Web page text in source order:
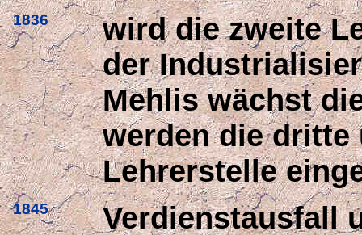
1836
wird die zweite
der
Mehlis wächst
werden die dritte
Lehrerstelle
1845
Verdienstausfall